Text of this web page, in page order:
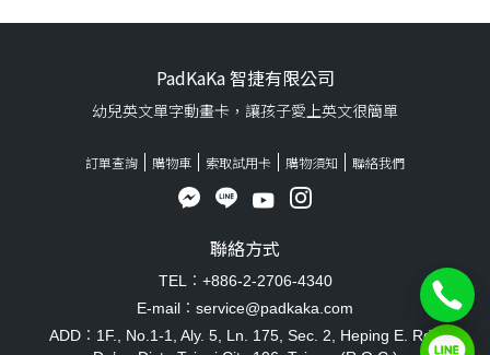
PadKaKa 智捷有限公司
幼兒英文單字動畫卡，讓孩子愛上英文很簡單
訂單查詢 購物車 索取試用卡 購物須知 聯絡我們
聯絡方式
TEL：+886-2-2706-4340
E-mail：service@padkaka.com
ADD：1F., No.1-1, Aly. 5, Ln. 175, Sec. 2, Heping E. Rd.,